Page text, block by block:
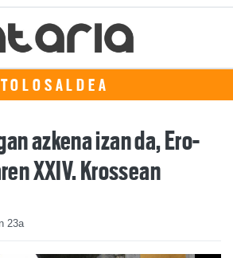
TOLOSALDEA
azkena izan da, Ero-
XXIV. Krossean
23a